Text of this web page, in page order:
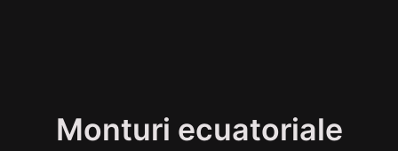
Monturi ecuatoriale